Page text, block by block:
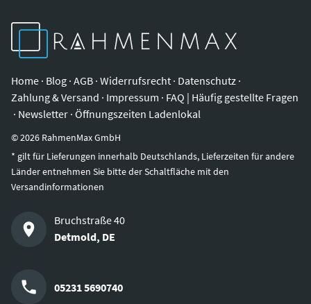
Home · Blog · AGB · Widerrufsrecht · Datenschutz ·
Zahlung & Versand · Impressum · FAQ | Häufig gestellte Fragen
· Newsletter · Öffnungszeiten Ladenlokal
©2026 RahmenMax GmbH
* gilt für Lieferungen innerhalb Deutschlands, Lieferzeiten für andere
Länder entnehmen Sie bitte der Schaltfläche mit den
Versandinformationen
Bruchstraße 40
Detmold, DE
05231 5690740